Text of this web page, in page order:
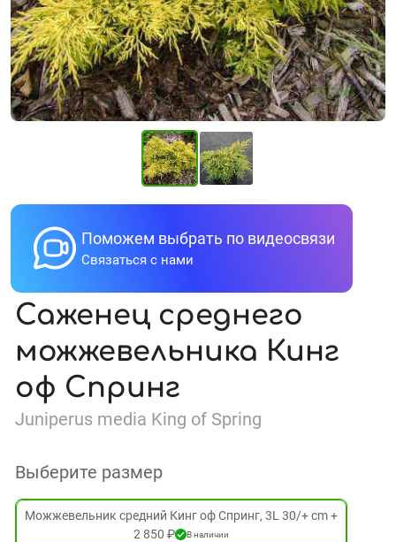
Поможем выбрать по видеосвязи
Связаться с нами
Саженец cреднего
можжевельника Кинг
оф Спринг
Juniperus media King of Spring
Выберите размер
Можжевельник средний Кинг оф Спринг, 3L 30/+ cm +
2 850 ₽
В наличии